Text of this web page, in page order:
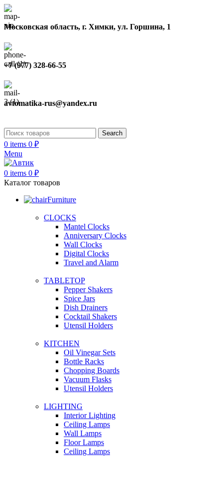
Московская область, г. Химки, ул. Горшина, 1
+7 (977) 328-66-55
avtomatika-rus@yandex.ru
Search
0 items 0 ₽
Menu
0 items 0 ₽
Каталог товаров
Furniture
CLOCKS
Mantel Clocks
Anniversary Clocks
Wall Clocks
Digital Clocks
Travel and Alarm
TABLETOP
Pepper Shakers
Spice Jars
Dish Drainers
Сocktail Shakers
Utensil Holders
KITCHEN
Oil Vinegar Sets
Bottle Racks
Chopping Boards
Vacuum Flasks
Utensil Holders
LIGHTING
Interior Lighting
Ceiling Lamps
Wall Lamps
Floor Lamps
Ceiling Lamps